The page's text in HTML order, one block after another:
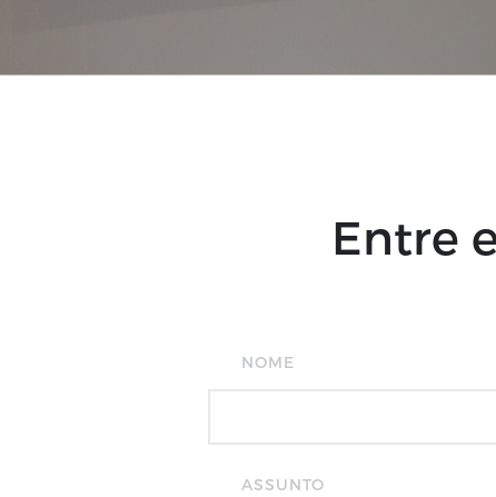
Entre
NOME
ASSUNTO